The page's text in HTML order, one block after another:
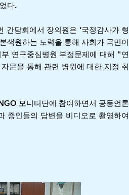
다.
담회에서 장의원은 ‘국정감사가 형
색원하는 노력을 통해 사회가 국민이
연구중심병원 부정문제에 대해 "연
문을 통해 관련 병원에 대한 지정 취
모니터단에 참여하면서 공동언론
증인들의 답변을 비디오로 촬영하여